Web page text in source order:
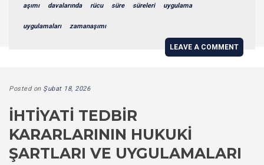
aşımı davalarında rücu süre süreleri uygulama
uygulamaları zamanaşımı
LEAVE A COMMENT
Posted on Şubat 18, 2026
İHTIYATI TEDBIR
KARARLARININ HUKUKI
ŞARTLARI VE UYGULAMALARI